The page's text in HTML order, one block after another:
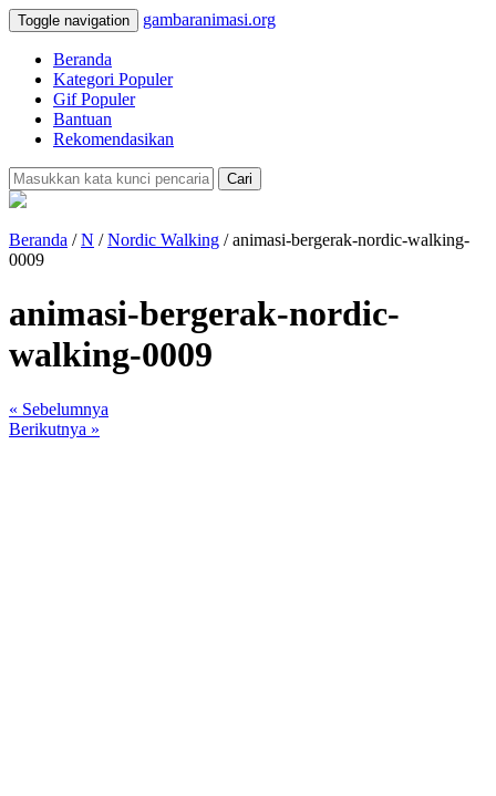
Toggle navigation gambaranimasi.org
Beranda
Kategori Populer
Gif Populer
Bantuan
Rekomendasikan
Cari
Beranda /N /Nordic Walking / animasi-bergerak-nordic-walking-
0009
animasi-bergerak-nordic-
walking-0009
« Sebelumnya
Berikutnya »